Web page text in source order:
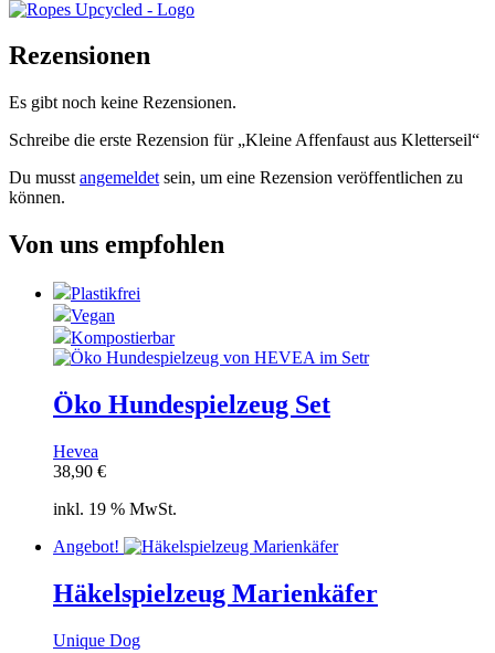
Rezensionen
Es gibt noch keine Rezensionen.
Schreibe die erste Rezension für „Kleine Affenfaust aus Kletterseil“
Du musst angemeldet sein, um eine Rezension veröffentlichen zu
können.
Von uns empfohlen
Plastikfrei
Vegan
Kompostierbar
Öko Hundespielzeug Set
Hevea
38,90 €
inkl. 19 % MwSt.
Angebot!
Häkelspielzeug Marienkäfer
Unique Dog